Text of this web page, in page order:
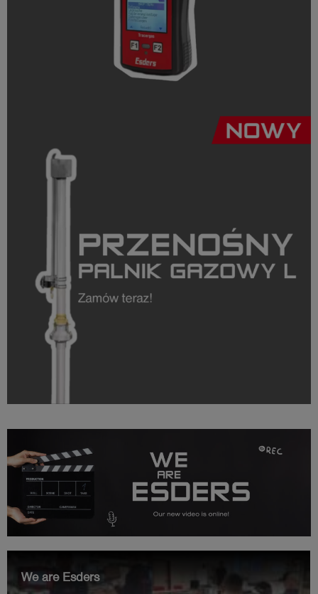
We are Esders